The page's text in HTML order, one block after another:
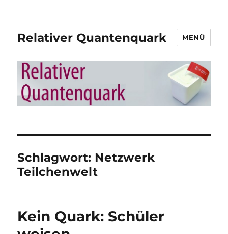
Relativer Quantenquark MENÜ
Schlagwort: Netzwerk
Teilchenwelt
Kein Quark: Schüler